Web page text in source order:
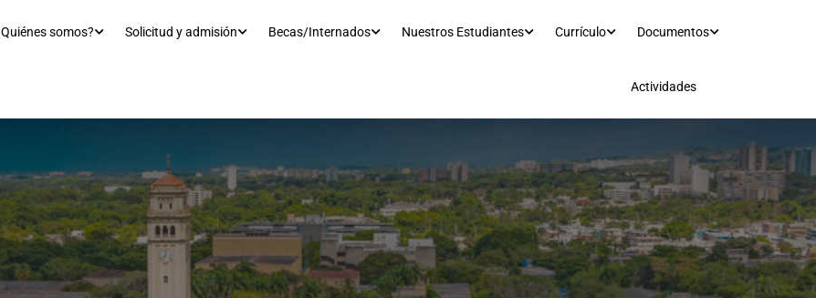
somos? Solicitud y admisión Becas/Internados Nuestros Estudiantes Currículo Documentos
Actividades